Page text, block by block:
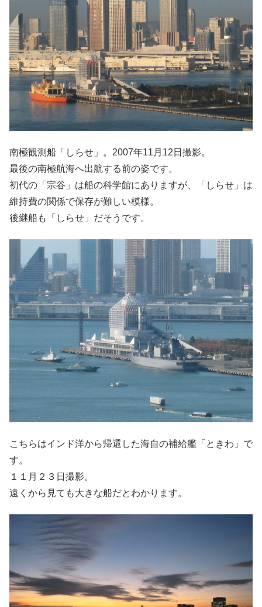
南極観測船「しらせ」。2007年11月12日撮影。
最後の南極航海へ出航する前の姿です。
初代の「宗谷」は船の科学館にありますが、「しらせ」は
維持費の関係で保存が難しい模様。
後継船も「しらせ」だそうです。
こちらはインド洋から帰還した海自の補給艦「ときわ」で
す。
１１月２３日撮影。
遠くから見ても大きな船だとわかります。